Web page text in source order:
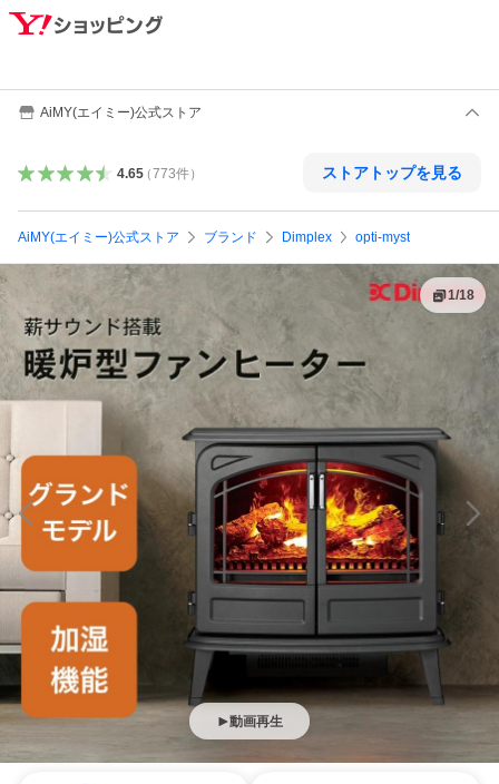
AiMY(エイミー)公式ストア
4.65（773件） ストアトップを見る
AiMY(エイミー)公式ストア ブランド Dimplex opti-myst
動画再生
1/18